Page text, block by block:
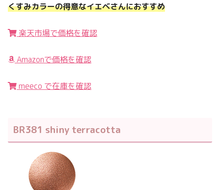
くすみカラーの得意なイエベさんにおすすめ
楽天市場で価格を確認
Amazonで価格を確認
meeco で在庫を確認
BR381 shiny terracotta